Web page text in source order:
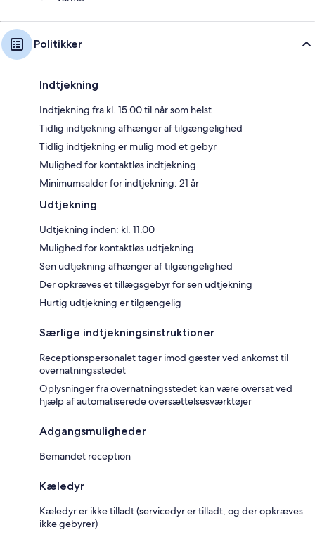
Politikker
Indtjekning
Indtjekning fra kl. 15.00 til når som helst
Tidlig indtjekning afhænger af tilgængelighed
Tidlig indtjekning er mulig mod et gebyr
Mulighed for kontaktløs indtjekning
Minimumsalder for indtjekning: 21 år
Udtjekning
Udtjekning inden: kl. 11.00
Mulighed for kontaktløs udtjekning
Sen udtjekning afhænger af tilgængelighed
Der opkræves et tillægsgebyr for sen udtjekning
Hurtig udtjekning er tilgængelig
Særlige indtjekningsinstruktioner
Receptionspersonalet tager imod gæster ved ankomst til
overnatningsstedet
Oplysninger fra overnatningsstedet kan være oversat ved
hjælp af automatiserede oversættelsesværktøjer
Adgangsmuligheder
Bemandet reception
Kæledyr
Kæledyr er ikke tilladt (servicedyr er tilladt, og der opkræves
ikke gebyrer)